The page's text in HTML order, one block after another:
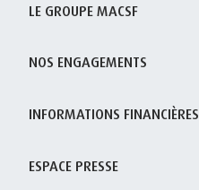
LE GROUPE MACSF
NOS ENGAGEMENTS
INFORMATIONS FINANCIÈRES
ESPACE PRESSE